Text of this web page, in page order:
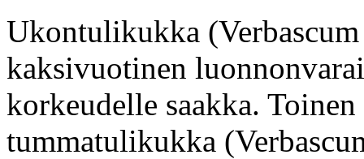
Ukontulikukka
kaksivuotinen
korkeudelle saakka.
tummatulikukka